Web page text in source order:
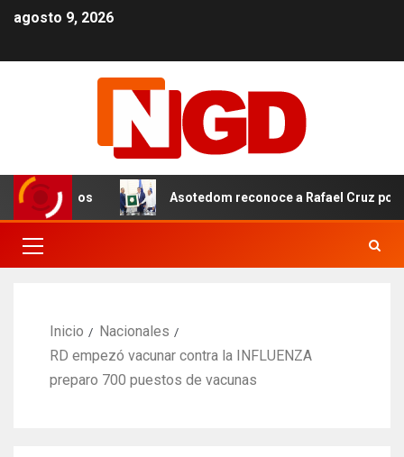
agosto 9, 2026
dos años Asotedom reconoce a Rafael Cruz por
Inicio
Nacionales
RD empezó vacunar contra la INFLUENZA
preparo 700 puestos de vacunas